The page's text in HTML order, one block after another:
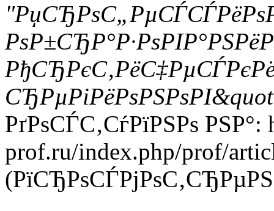
РґРѕСЃС‚СѓРїРЅРѕ РЅР°:
prof.ru/index.php/prof/